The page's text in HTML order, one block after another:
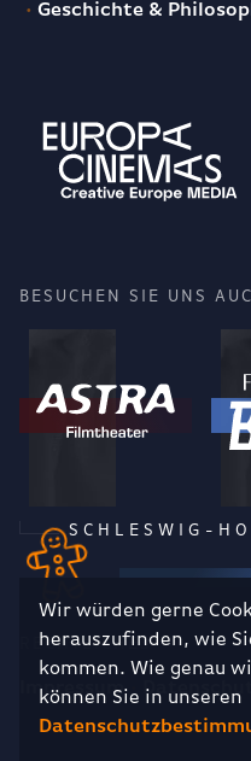
Wir würden gerne
herauszufinden, wie
kommen. Wie genau
können Sie in unseren
Geschichte &
BESUCHEN SIE UNS
SCHLESWIG-
RECHTLICHES
Impressum